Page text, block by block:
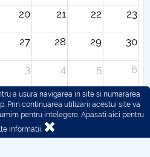
20 21 22 23
27 28 29 30
3 4 5 6
a usura navigarea in site si numararea
Prin continuarea utilizarii acestui site va
pentru intelegere. Apasati aici pentru
informatii.